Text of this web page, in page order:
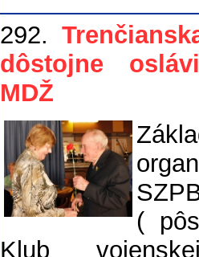
292.
dôstojne
MDŽ
(
Klub